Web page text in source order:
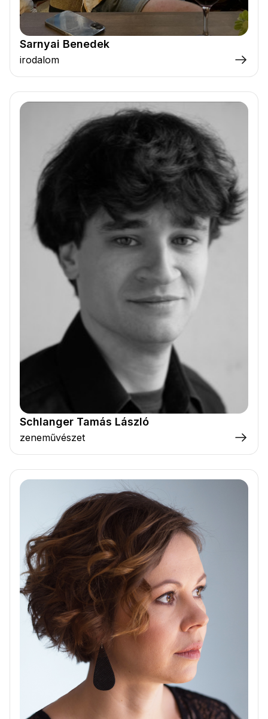
Sarnyai Benedek
irodalom
Schlanger Tamás László
zeneművészet